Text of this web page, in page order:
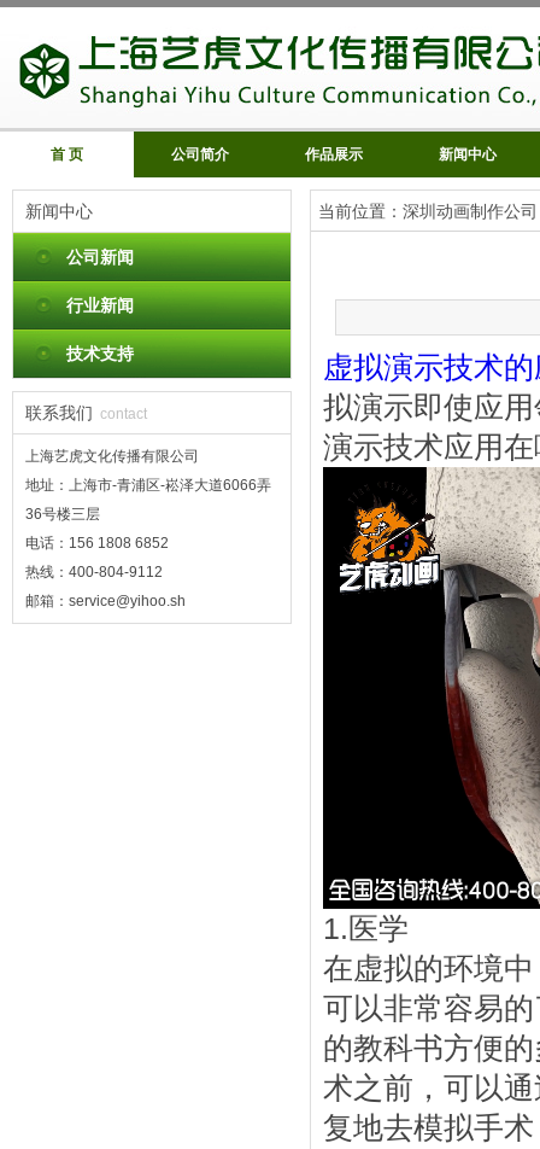
首 页 公司简介 作品展示 新闻中心
新闻中心
公司新闻
行业新闻
技术支持
联系我们 contact
上海艺虎文化传播有限公司
地址：上海市-青浦区-崧泽大道6066弄
36号楼三层
电话：156 1808 6852
热线：400-804-9112
邮箱：service@yihoo.sh
当前位置： 深圳动画制作公司
虚拟演示技术
拟演示即使应
演示技术应用
1.医学
在虚拟的环境
可以非常容易
的教科书方便
术之前，可以
复地去模拟手